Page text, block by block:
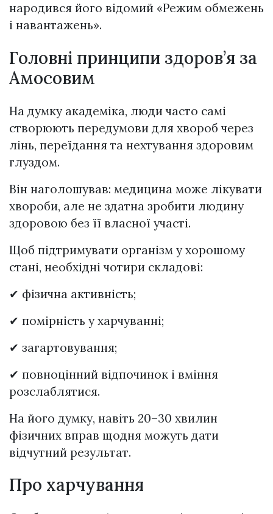
народився його відомий «Режим обмежень
і навантажень».
Головні принципи здоров’я за
Амосовим
На думку академіка, люди часто самі
створюють передумови для хвороб через
лінь, переїдання та нехтування здоровим
глуздом.
Він наголошував: медицина може лікувати
хвороби, але не здатна зробити людину
здоровою без її власної участі.
Щоб підтримувати організм у хорошому
стані, необхідні чотири складові:
✔ фізична активність;
✔ помірність у харчуванні;
✔ загартовування;
✔ повноцінний відпочинок і вміння
розслаблятися.
На його думку, навіть 20–30 хвилин
фізичних вправ щодня можуть дати
відчутний результат.
Про харчування